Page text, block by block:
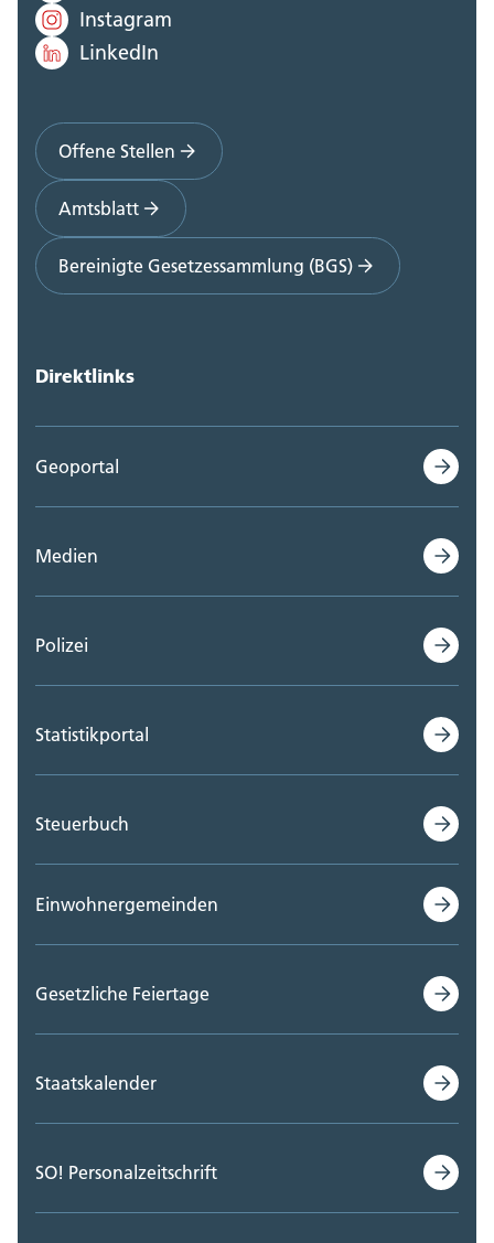
Instagram
LinkedIn
Offene Stellen
Amtsblatt
Bereinigte Gesetzessammlung (BGS)
Direktlinks
Geoportal
Medien
Polizei
Statistikportal
Steuerbuch
Einwohnergemeinden
Gesetzliche Feiertage
Staatskalender
SO! Personalzeitschrift